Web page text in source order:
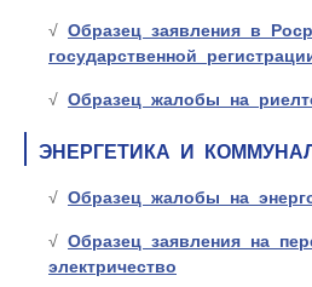
Образец заявления в
государственной
Образец жалобы на
ЭНЕРГЕТИКА И
Образец жалобы на
Образец заявления на
электричество